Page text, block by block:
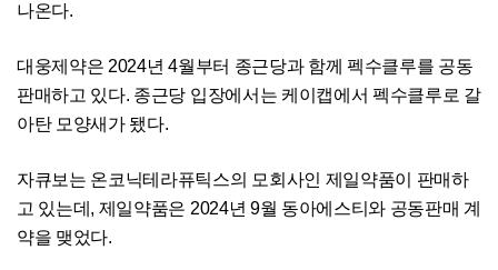
나온다.
대웅제약은 2024년 4월부터 종근당과 함께 펙수클루를 공동
판매하고 있다. 종근당 입장에서는 케이캡에서 펙수클루로 갈
아탄 모양새가 됐다.
자큐보는 온코닉테라퓨틱스의 모회사인 제일약품이 판매하
고 있는데, 제일약품은 2024년 9월 동아에스티와 공동판매 계
약을 맺었다.